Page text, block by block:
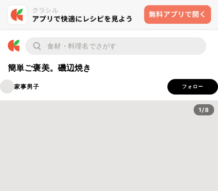
簡単ご褒美。磯辺焼き
家事男子 フォロー
1/8